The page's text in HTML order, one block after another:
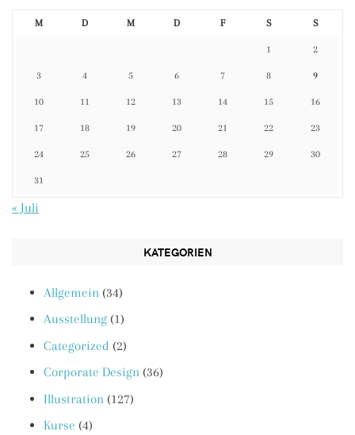
M D M D F S S
1 2
3 4 5 6 7 8 9
10 11 12 13 14 15 16
17 18 19 20 21 22 23
24 25 26 27 28 29 30
31
« Juli
KATEGORIEN
Allgemein (34)
Ausstellung (1)
Categorized (2)
Corporate Design (36)
Illustration (127)
Kurse (4)